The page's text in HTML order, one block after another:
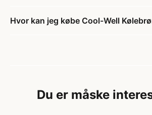
Hvor kan jeg købe Cool-Well
Du er måske